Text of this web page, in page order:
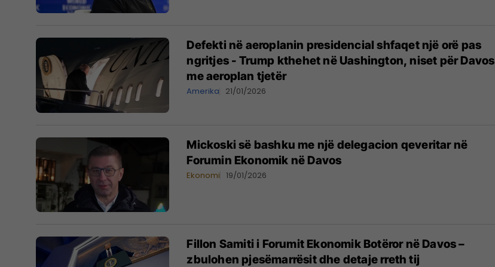
Defekti në aeroplanin presidencial shfaqet një orë pas
ngritjes - Trump kthehet në Uashington, niset për Davos
me aeroplan tjetër
Amerika 21/01/2026
Mickoski së bashku me një delegacion qeveritar në
Forumin Ekonomik në Davos
Ekonomi 19/01/2026
Fillon Samiti i Forumit Ekonomik Botëror në Davos –
zbulohen pjesëmarrësit dhe detaje rreth tij